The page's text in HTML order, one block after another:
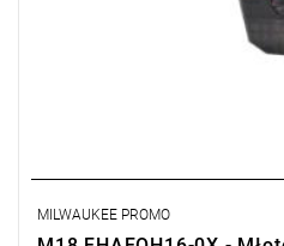
MILWAUKEE PROMO